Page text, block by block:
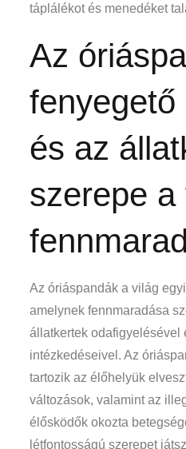
táplálékot és menedéket
Az
fenyegető
és az
szerepe a
Az óriáspandák a világ
amelynek fennmaradása
állatkertek odafigyelésével
intézkedéseivel. Az
tartozik az élőhelyük
változások, valamint az
élősködők okozta
létfontosságú szerepet